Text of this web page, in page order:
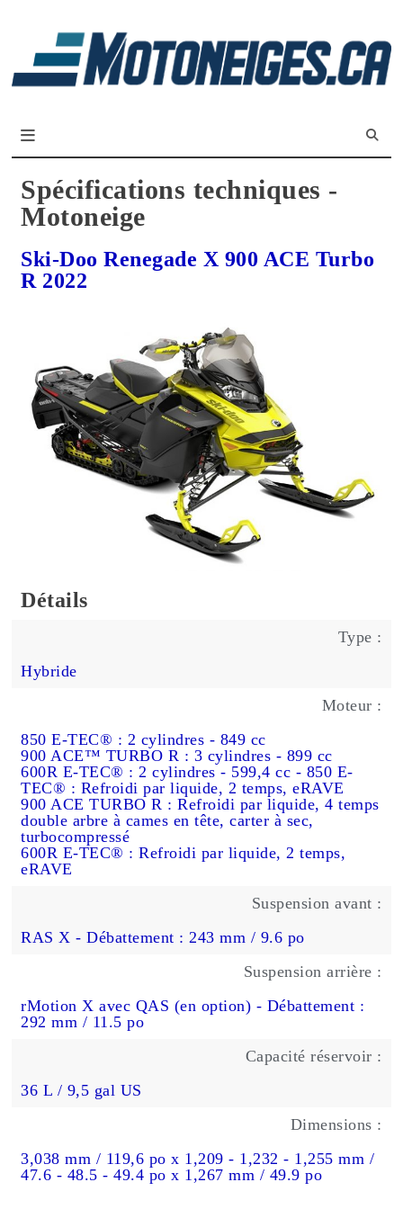
Spécifications techniques -
Motoneige
Ski-Doo Renegade X 900 ACE Turbo
R 2022
Détails
Type :
Hybride
Moteur :
850 E-TEC® : 2 cylindres - 849 cc
900 ACE™ TURBO R : 3 cylindres - 899 cc
600R E-TEC® : 2 cylindres - 599,4 cc - 850 E-
TEC® : Refroidi par liquide, 2 temps, eRAVE
900 ACE TURBO R : Refroidi par liquide, 4 temps
double arbre à cames en tête, carter à sec,
turbocompressé
600R E-TEC® : Refroidi par liquide, 2 temps,
eRAVE
Suspension avant :
RAS X - Débattement : 243 mm / 9.6 po
Suspension arrière :
rMotion X avec QAS (en option) - Débattement :
292 mm / 11.5 po
Capacité réservoir :
36 L / 9,5 gal US
Dimensions :
3,038 mm / 119,6 po x 1,209 - 1,232 - 1,255 mm /
47.6 - 48.5 - 49.4 po x 1,267 mm / 49.9 po